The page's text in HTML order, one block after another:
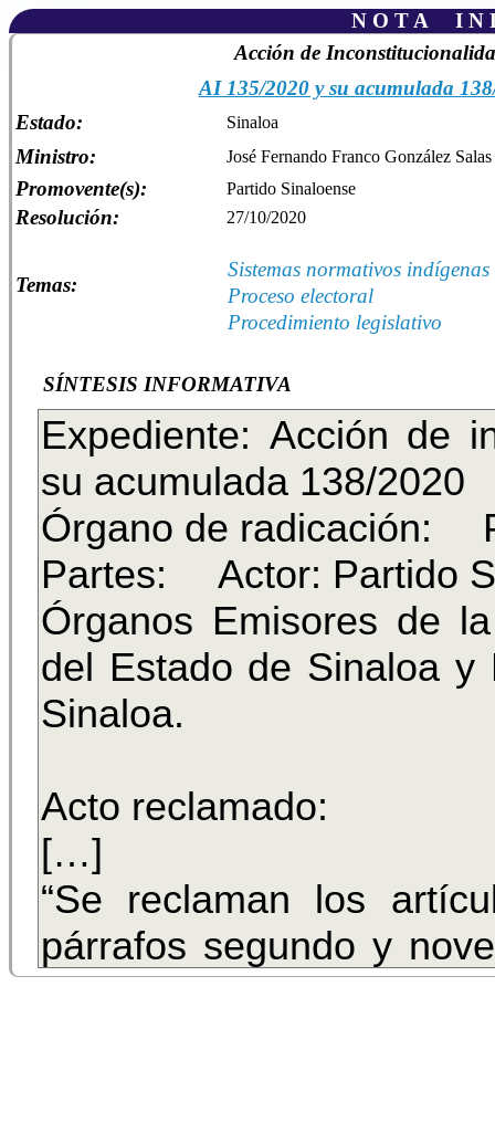
N O T A I N
Acción de
AI 135/2020 y su acumulada
Estado:
Sinaloa
Ministro: José Fernando Franco González Salas
Promovente(s): Partido Sinaloense
Resolución: 27/10/2020
Temas:
Sistemas normativos indígenas
Proceso electoral
Procedimiento legislativo
SÍNTESIS INFORMATIVA